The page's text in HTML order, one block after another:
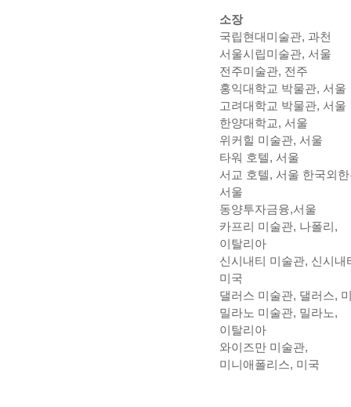
소장
국립현대미술관, 과천
서울시립미술관, 서울
전주미술관, 전주
홍익대학교 박물관, 서울
고려대학교 박물관, 서울
한양대학교, 서울
위커힐 미술관, 서울
타워 호텔, 서울
서교 호텔, 서울 한국외
서울
동양투자금융,서울
카프리 미술관, 나폴리,
이탈리아
신시내티 미술관, 신시내
미국
댈러스 미술관, 댈러스,
밀라노 미술관, 밀라노,
이탈리아
와이즈만 미술관,
미니애폴리스, 미국